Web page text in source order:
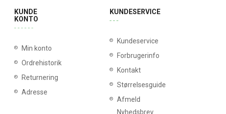
KUNDE
KONTO
Min konto
Ordrehistorik
Returnering
Adresse
KUNDESERVICE
Kundeservice
Forbrugerinfo
Kontakt
Størrelsesguide
Afmeld
Nyhedsbrev